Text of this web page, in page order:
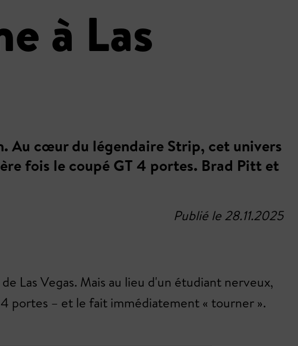
à Las
Au cœur du légendaire Strip, cet univers
fois le coupé GT 4 portes. Brad Pitt et
Publié le 28.11.2025
Las Vegas. Mais au lieu d'un étudiant nerveux,
portes – et le fait immédiatement « tourner ».